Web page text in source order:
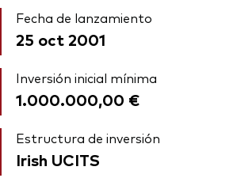
Fecha de lanzamiento
25 oct 2001
Inversión inicial mínima
1.000.000,00 €
Estructura de inversión
Irish UCITS